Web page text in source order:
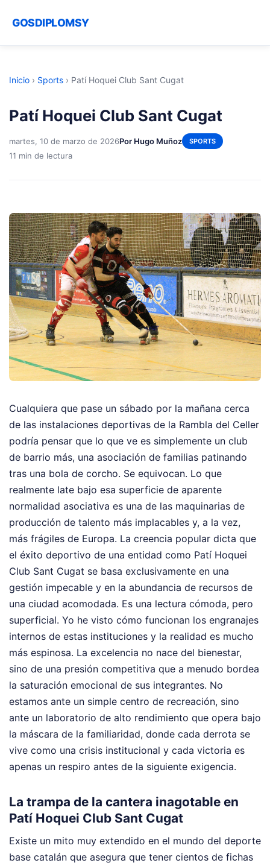
GOSDIPLOMSY
Inicio › Sports › Patí Hoquei Club Sant Cugat
Patí Hoquei Club Sant Cugat
martes, 10 de marzo de 2026Por Hugo Muñoz SPORTS
11 min de lectura
Cualquiera que pase un sábado por la mañana cerca
de las instalaciones deportivas de la Rambla del Celler
podría pensar que lo que ve es simplemente un club
de barrio más, una asociación de familias patinando
tras una bola de corcho. Se equivocan. Lo que
realmente late bajo esa superficie de aparente
normalidad asociativa es una de las maquinarias de
producción de talento más implacables y, a la vez,
más frágiles de Europa. La creencia popular dicta que
el éxito deportivo de una entidad como Patí Hoquei
Club Sant Cugat se basa exclusivamente en una
gestión impecable y en la abundancia de recursos de
una ciudad acomodada. Es una lectura cómoda, pero
superficial. Yo he visto cómo funcionan los engranajes
internos de estas instituciones y la realidad es mucho
más espinosa. La excelencia no nace del bienestar,
sino de una presión competitiva que a menudo bordea
la saturación emocional de sus integrantes. No
estamos ante un simple centro de recreación, sino
ante un laboratorio de alto rendimiento que opera bajo
la máscara de la familiaridad, donde cada derrota se
vive como una crisis institucional y cada victoria es
apenas un respiro antes de la siguiente exigencia.
La trampa de la cantera inagotable en
Patí Hoquei Club Sant Cugat
Existe un mito muy extendido en el mundo del deporte
base catalán que asegura que tener cientos de fichas